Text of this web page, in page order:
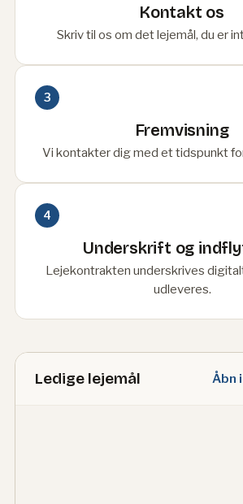
Kontakt os
Skriv til os om det lejemål, du er
3
Fremvisning
Vi kontakter dig med et tidspunkt
4
Underskrift og
Lejekontrakten underskrives
udleveres.
Ledige lejemål Åbn